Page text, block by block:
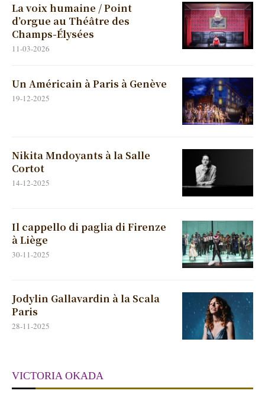
La voix humaine / Point
d’orgue au Théâtre des
Champs-Élysées
11-03-2026
Un Américain à Paris à Genève
19-12-2025
Nikita Mndoyants à la Salle
Cortot
14-12-2025
Il cappello di paglia di Firenze
à Liège
30-11-2025
Jodylin Gallavardin à la Scala
Paris
28-11-2025
VICTORIA OKADA